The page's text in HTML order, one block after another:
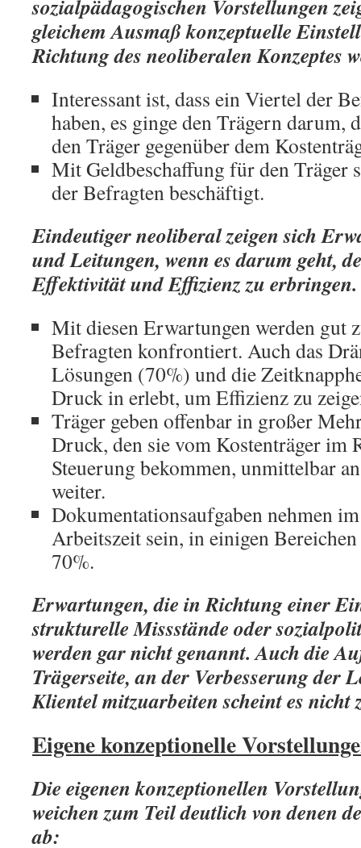
sozialpädagogischen Vorstellungen
gleichem Ausmaß konzeptuelle
Richtung des neoliberalen Konzeptes
Interessant ist, dass ein Viertel der
haben, es ginge den Trägern darum,
den Träger gegenüber dem
Mit Geldbeschaffung für den Träger
der Befragten beschäftigt.
Eindeutiger neoliberal zeigen sich
und Leitungen, wenn es darum geht,
Effektivität und Effizienz zu erbringen.
Mit diesen Erwartungen werden gut
Befragten konfrontiert. Auch das
Lösungen (70%) und die
Druck in erlebt, um Effizienz zu
Träger geben offenbar in großer
Druck, den sie vom Kostenträger im
Steuerung bekommen, unmittelbar
weiter.
Dokumentationsaufgaben nehmen
Arbeitszeit sein, in einigen
70%.
Erwartungen, die in Richtung einer
strukturelle Missstände oder
werden gar nicht genannt. Auch die
Trägerseite, an der Verbesserung der
Klientel mitzuarbeiten scheint es nicht
Eigene konzeptionelle
Die eigenen konzeptionellen
weichen zum Teil deutlich von denen
ab: